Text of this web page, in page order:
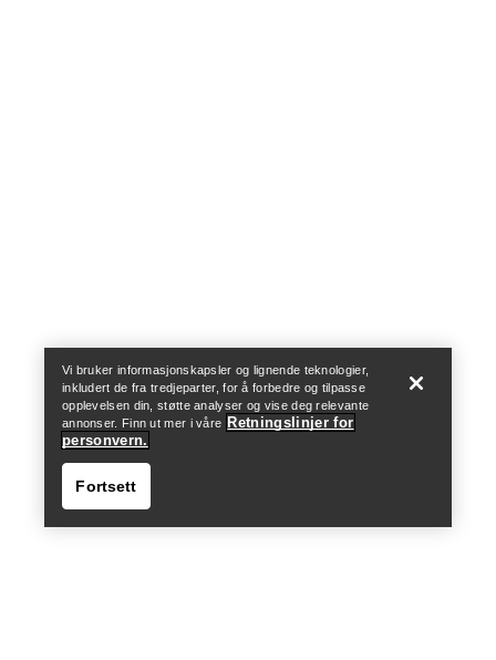
Vi bruker informasjonskapsler og lignende teknologier,
inkludert de fra tredjeparter, for å forbedre og tilpasse
opplevelsen din, støtte analyser og vise deg relevante
annonser. Finn ut mer i våre Retningslinjer for
personvern.
Fortsett